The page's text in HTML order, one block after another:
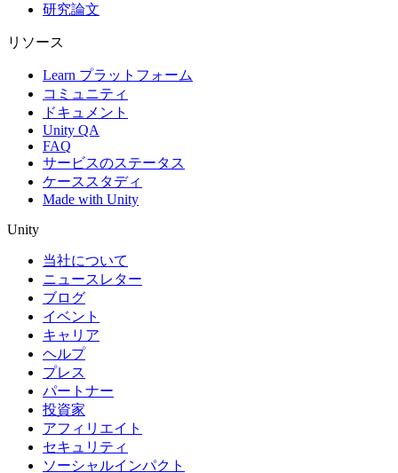
研究論文
リソース
Learn プラットフォーム
コミュニティ
ドキュメント
Unity QA
FAQ
サービスのステータス
ケーススタディ
Made with Unity
Unity
当社について
ニュースレター
ブログ
イベント
キャリア
ヘルプ
プレス
パートナー
投資家
アフィリエイト
セキュリティ
ソーシャルインパクト